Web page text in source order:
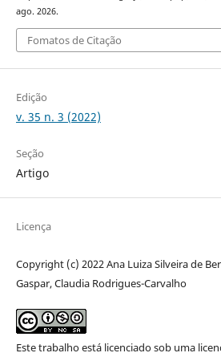
ago. 2026.
Fomatos de Citação
Edição
v. 35 n. 3 (2022)
Seção
Artigo
Licença
Copyright (c) 2022 Ana Luiza Silveira de
Gaspar, Claudia Rodrigues-Carvalho
Este trabalho está licenciado sob uma